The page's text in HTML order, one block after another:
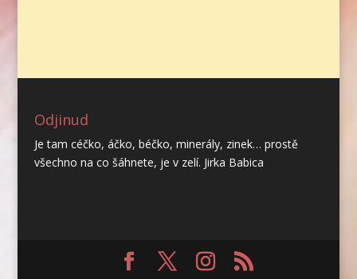
Odjinud
Je tam céčko, áčko, béčko, minerály, zinek… prostě
všechno na co šáhnete, je v zelí. Jirka Babica